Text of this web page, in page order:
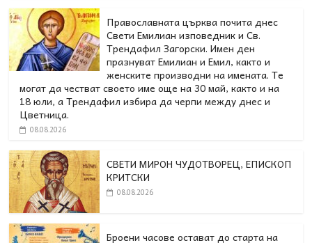
Православната църква почита днес
Свети Емилиан изповедник и Св.
Трендафил Загорски. Имен ден
празнуват Емилиан и Емил, както и
женските производни на имената. Те
могат да честват своето име още на 30 май, както и на
18 юли, а Трендафил избира да черпи между днес и
Цветница.
08.08.2026
СВЕТИ МИРОН ЧУДОТВОРЕЦ, ЕПИСКОП
КРИТСКИ
08.08.2026
Броени часове остават до старта на